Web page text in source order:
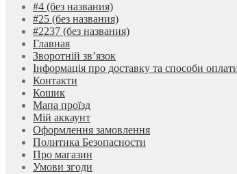
#4 (без названия)
#25 (без названия)
#2237 (без названия)
Главная
Зворотній зв’язок
Інформація про доставку та способи
Контакти
Кошик
Мапа проїзд
Мій аккаунт
Оформлення замовлення
Политика Безопасности
Про магазин
Умови згоди